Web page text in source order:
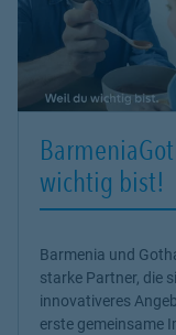
wichtig bist!
Barmenia und
starke Partner, die
innovativeres
erste gemeinsame